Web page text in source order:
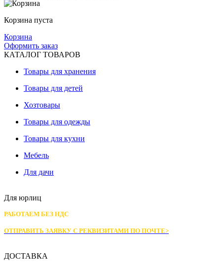
Корзина пуста
Корзина
Оформить заказ
КАТАЛОГ ТОВАРОВ
Товары для хранения
Товары для детей
Хозтовары
Товары для одежды
Товары для кухни
Мебель
Для дачи
Для юрлиц
РАБОТАЕМ БЕЗ НДС
ОТПРАВИТЬ ЗАЯВКУ С РЕКВИЗИТАМИ ПО ПОЧТЕ>
ДОСТАВКА